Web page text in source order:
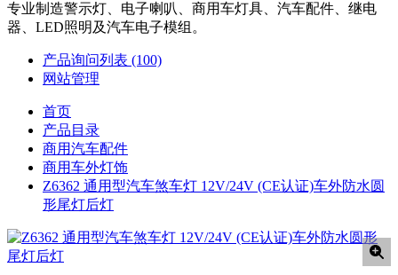
专业制造警示灯、电子喇叭、商用车灯具、汽车配件、继电
器、LED照明及汽车电子模组。
产品询问列表 (100)
网站管理
首页
产品目录
商用汽车配件
商用车外灯饰
Z6362 通用型汽车煞车灯 12V/24V (CE认证)车外防水圆
形尾灯后灯